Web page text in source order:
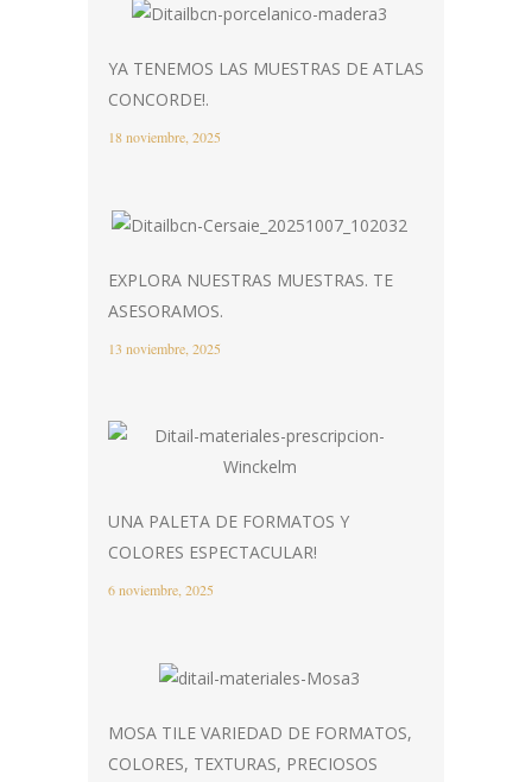
YA TENEMOS LAS MUESTRAS DE ATLAS
CONCORDE!.
18 noviembre, 2025
EXPLORA NUESTRAS MUESTRAS. TE
ASESORAMOS.
13 noviembre, 2025
UNA PALETA DE FORMATOS Y
COLORES ESPECTACULAR!
6 noviembre, 2025
MOSA TILE VARIEDAD DE FORMATOS,
COLORES, TEXTURAS, PRECIOSOS